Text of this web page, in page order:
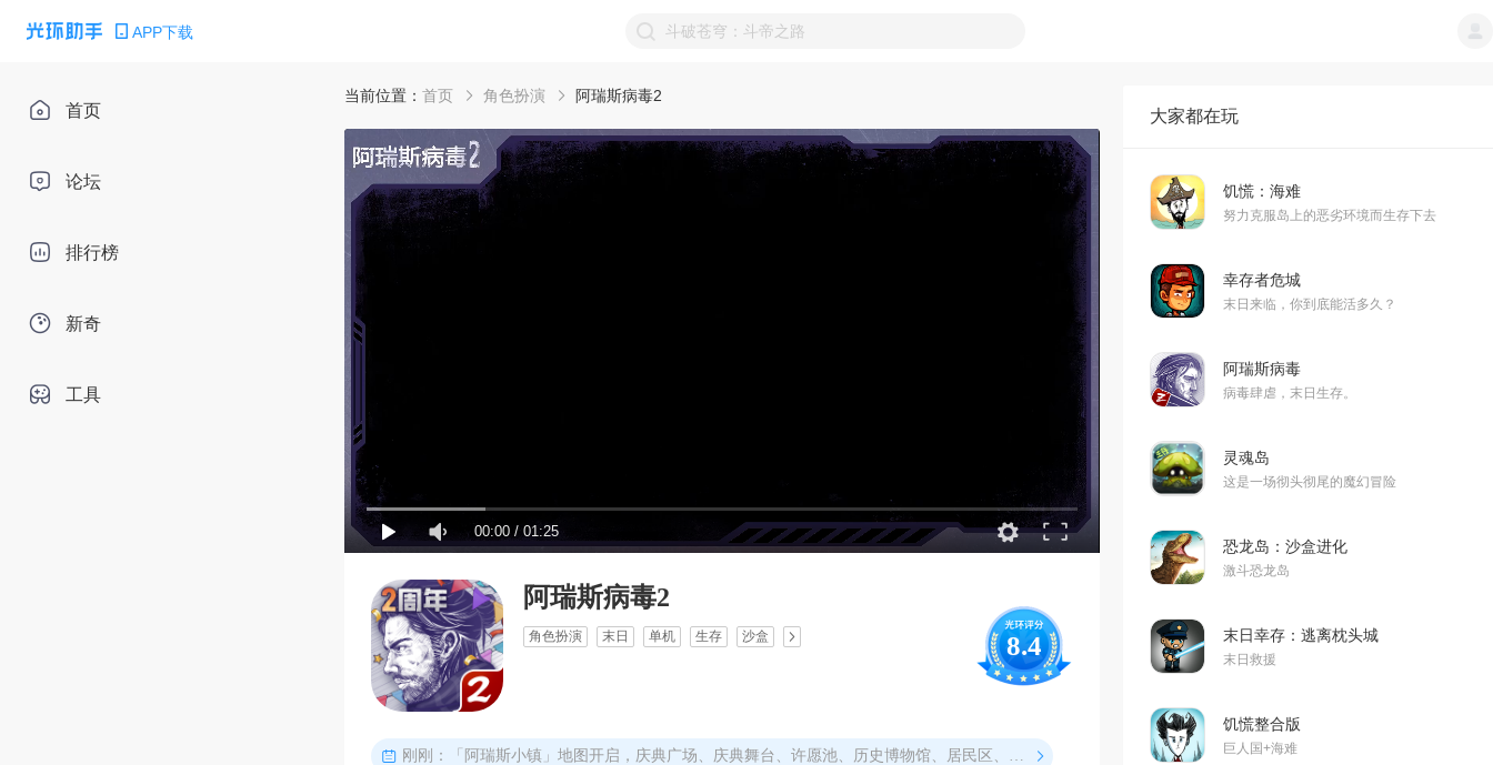
APP下载
首页
论坛
排行榜
新奇
工具
当前位置： 首页 角色扮演 阿瑞斯病毒2
00:00 / 01:25
阿瑞斯病毒2
角色扮演 末日 单机 生存 沙盒 8.4
刚刚：「阿瑞斯小镇」地图开启，庆典广场、庆典舞台、许愿池、历史博物馆、居民区、足球场等周年区域陆续登场
大家都在玩
饥慌：海难
努力克服岛上的恶劣环境而生存下去
幸存者危城
末日来临，你到底能活多久？
阿瑞斯病毒
病毒肆虐，末日生存。
灵魂岛
这是一场彻头彻尾的魔幻冒险
恐龙岛：沙盒进化
激斗恐龙岛
末日幸存：逃离枕头城
末日救援
饥慌整合版
巨人国+海难